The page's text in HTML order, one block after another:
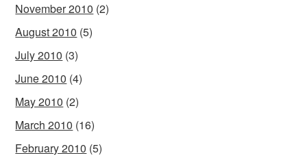
November 2010 (2)
August 2010 (5)
July 2010 (3)
June 2010 (4)
May 2010 (2)
March 2010 (16)
February 2010 (5)